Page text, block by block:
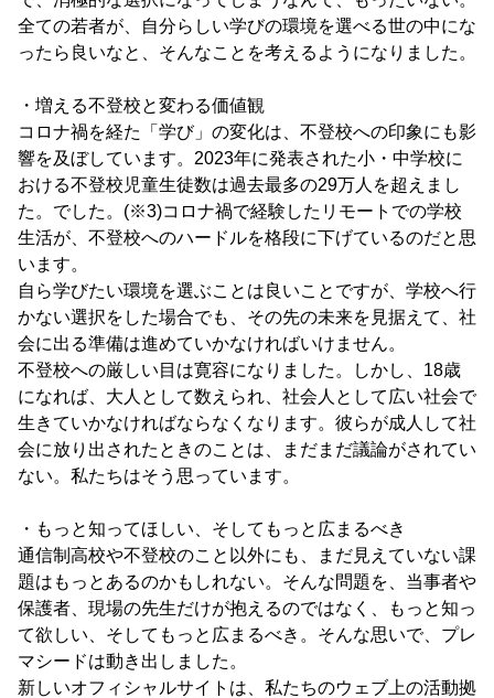
全ての若者が、自分らしい学びの環境を選べる世の中にな
ったら良いなと、そんなことを考えるようになりました。
・増える不登校と変わる価値観
コロナ禍を経た「学び」の変化は、不登校への印象にも影
響を及ぼしています。2023年に発表された小・中学校に
おける不登校児童生徒数は過去最多の29万人を超えまし
た。でした。(※3)コロナ禍で経験したリモートでの学校
生活が、不登校へのハードルを格段に下げているのだと思
います。
自ら学びたい環境を選ぶことは良いことですが、学校へ行
かない選択をした場合でも、その先の未来を見据えて、社
会に出る準備は進めていかなければいけません。
不登校への厳しい目は寛容になりました。しかし、18歳
になれば、大人として数えられ、社会人として広い社会で
生きていかなければならなくなります。彼らが成人して社
会に放り出されたときのことは、まだまだ議論がされてい
ない。私たちはそう思っています。
・もっと知ってほしい、そしてもっと広まるべき
通信制高校や不登校のこと以外にも、まだ見えていない課
題はもっとあるのかもしれない。そんな問題を、当事者や
保護者、現場の先生だけが抱えるのではなく、もっと知っ
て欲しい、そしてもっと広まるべき。そんな思いで、プレ
マシードは動き出しました。
新しいオフィシャルサイトは、私たちのウェブ上の活動拠